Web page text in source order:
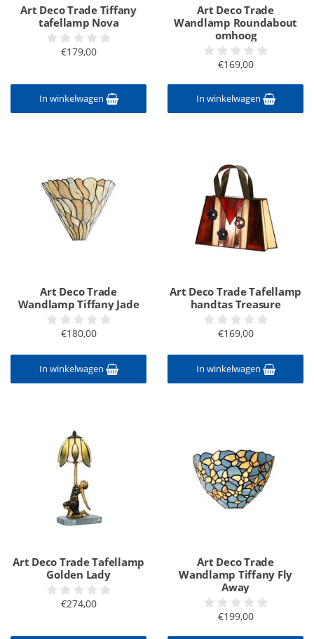
Art Deco Trade Tiffany
tafellamp Nova
€179,00
In winkelwagen
Art Deco Trade
Wandlamp Roundabout
omhoog
€169,00
In winkelwagen
Art Deco Trade
Wandlamp Tiffany Jade
€180,00
In winkelwagen
Art Deco Trade Tafellamp
handtas Treasure
€169,00
In winkelwagen
Art Deco Trade Tafellamp
Golden Lady
€274,00
Art Deco Trade
Wandlamp Tiffany Fly
Away
€199,00